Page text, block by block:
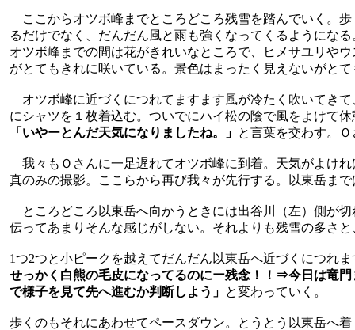
ここからオツボ峰までところどころ残雪を踏んでいく。
るだけでなく、だんだん風と雨も強くなってくるようになる
オツボ峰までの間は花がきれいなところで、ヒメサユリや
がとてもきれに咲いている。景色はまったく見えないがと
オツボ峰に近づくにつれてますます風が冷たく吹いてき
にシャツを１枚着込む。ついでにハイ松の陰で風をよけて
「いやーとんだ天気になりましたね。」 と言葉を交わす。
我々もＯさんに一足遅れてオツボ峰に到着。天気がよけ
真のみの撮影。ここらから再び我々が先行する。以東岳ま
ところどころ以東岳へ向かうときには出谷川（左）側が
伝ってあまりそんな感じがしない。それよりも残雪の多さ
1つ2つと小ピークを越えてだんだん以東岳へ近づくにつれ
せっかく白熊の毛皮になってるのにー残念！！⇒今日は竜
で様子を見て先へ進むか判断しよう」 と変わっていく。
歩くのもそれにあわせてペースダウン。とうとう以東岳へ着